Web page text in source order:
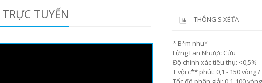
TUYẾN THÔNG S XÉT̉A
* B*m nhu*
Lừng Lan Nhược Cứu
Độ chính xác tiêu thụ: <0,5%
T vội c** phút: 0,1 - 150 vòng